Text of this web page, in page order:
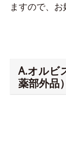
ますので、
A.オルビ
薬部外品）